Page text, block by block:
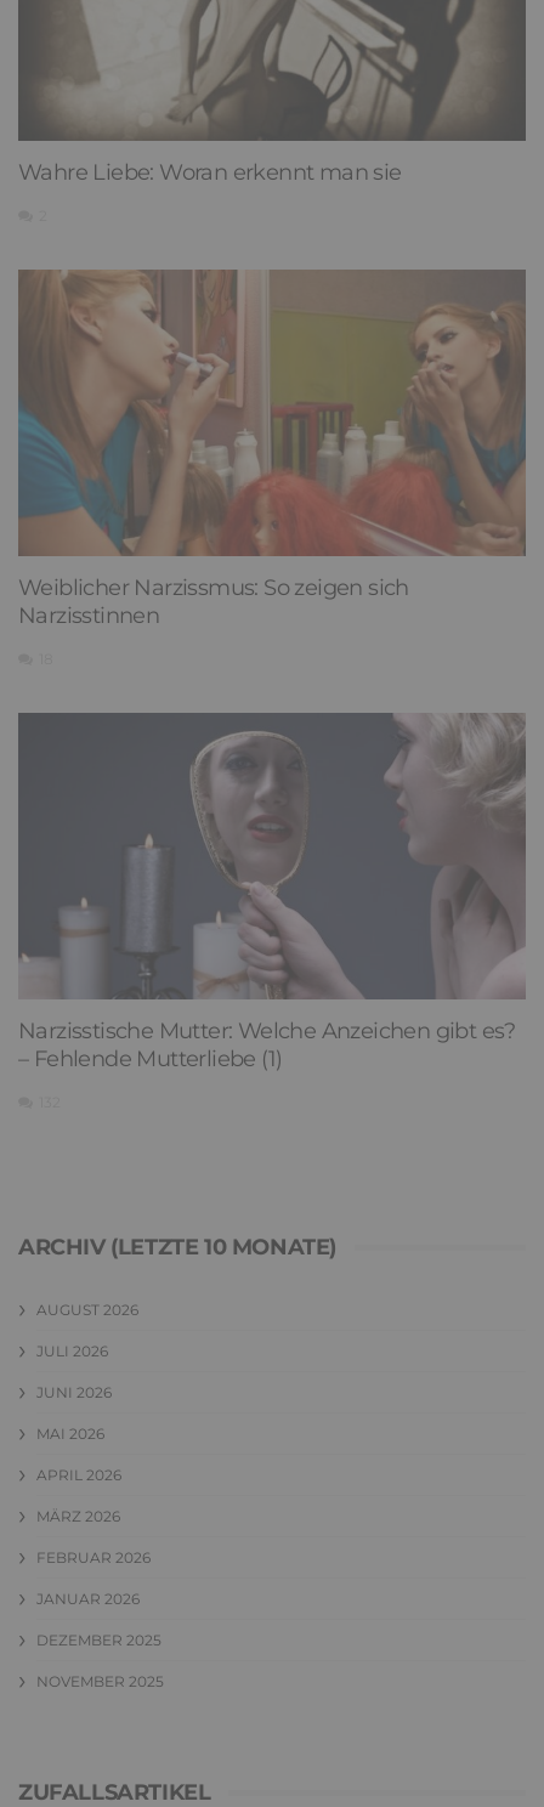
Wahre Liebe: Woran erkennt man sie
Weiblicher Narzissmus: So zeigen sich
Narzisstinnen
Narzisstische Mutter: Welche Anzeichen gibt es?
– Fehlende Mutterliebe (1)
ARCHIV (LETZTE 10 MONATE)
AUGUST 2026
JULI 2026
JUNI 2026
MAI 2026
APRIL 2026
MÄRZ 2026
FEBRUAR 2026
JANUAR 2026
DEZEMBER 2025
NOVEMBER 2025
ZUFALLSARTIKEL